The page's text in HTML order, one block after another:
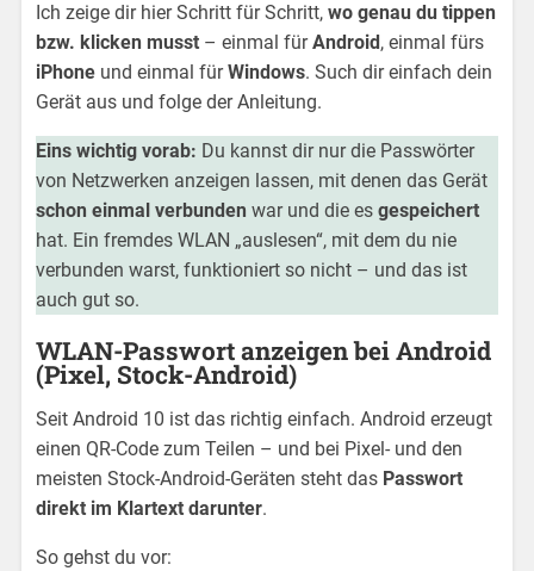
Ich zeige dir hier Schritt für Schritt,wo genau du tippen
bzw. klicken musst – einmal fürAndroid , einmal fürs
iPhone und einmal fürWindows. Such dir einfach dein
Gerät aus und folge der Anleitung.
Eins wichtig vorab: Du kannst dir nur die Passwörter
von Netzwerken anzeigen lassen, mit denen das Gerät
schon einmal verbunden war und die esgespeichert
hat. Ein fremdes WLAN „auslesen“, mit dem du nie
verbunden warst, funktioniert so nicht – und das ist
auch gut so.
WLAN-Passwort anzeigen bei Android
(Pixel, Stock-Android)
Seit Android 10 ist das richtig einfach. Android erzeugt
einen QR-Code zum Teilen – und bei Pixel- und den
meisten Stock-Android-Geräten steht das Passwort
direkt im Klartext darunter.
So gehst du vor: